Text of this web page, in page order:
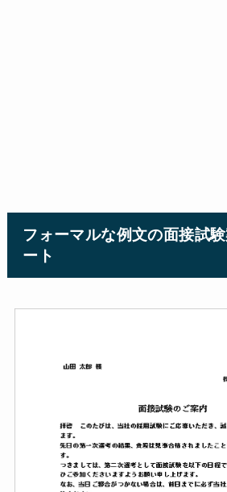
フォーマルな例文の面接試
ート